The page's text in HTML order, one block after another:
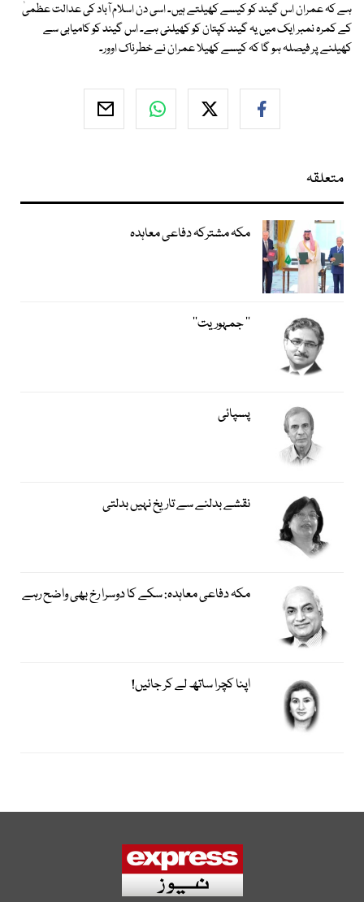
ہے کہ عمران اس گیند کو کیسے کھیلتے ہیں۔ اسی دن اسلام آباد کی عدالت عظمیٰ
کے کمرہ نمبر ایک میں یہ گیند کپتان کو کھیلنی ہے۔ اس گیند کو کامیابی سے
کھیلنے پر فیصلہ ہو گا کہ کیسے کھیلا عمران نے خطرناک اوور۔
متعلقہ
مکہ مشترکہ دفاعی معاہدہ
’’ جمہوریت‘‘
پسپائی
نقشے بدلنے سے تاریخ نہیں بدلتی
مکہ دفاعی معاہدہ: سکے کا دوسرا رخ بھی واضح رہے
اپنا کچرا ساتھ لے کر جائیں!